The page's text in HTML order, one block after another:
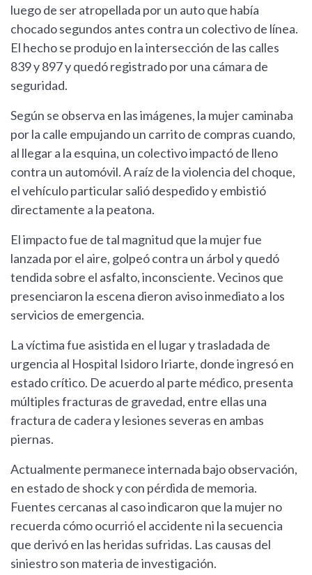
luego de ser atropellada por un auto que había
chocado segundos antes contra un colectivo de línea.
El hecho se produjo en la intersección de las calles
839 y 897 y quedó registrado por una cámara de
seguridad.
Según se observa en las imágenes, la mujer caminaba
por la calle empujando un carrito de compras cuando,
al llegar a la esquina, un colectivo impactó de lleno
contra un automóvil. A raíz de la violencia del choque,
el vehículo particular salió despedido y embistió
directamente a la peatona.
El impacto fue de tal magnitud que la mujer fue
lanzada por el aire, golpeó contra un árbol y quedó
tendida sobre el asfalto, inconsciente. Vecinos que
presenciaron la escena dieron aviso inmediato a los
servicios de emergencia.
La víctima fue asistida en el lugar y trasladada de
urgencia al Hospital Isidoro Iriarte, donde ingresó en
estado crítico. De acuerdo al parte médico, presenta
múltiples fracturas de gravedad, entre ellas una
fractura de cadera y lesiones severas en ambas
piernas.
Actualmente permanece internada bajo observación,
en estado de shock y con pérdida de memoria.
Fuentes cercanas al caso indicaron que la mujer no
recuerda cómo ocurrió el accidente ni la secuencia
que derivó en las heridas sufridas. Las causas del
siniestro son materia de investigación.